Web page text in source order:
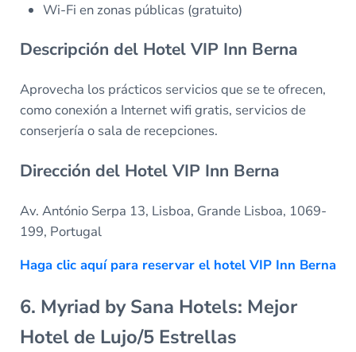
Wi-Fi en zonas públicas (gratuito)
Descripción del Hotel VIP Inn Berna
Aprovecha los prácticos servicios que se te ofrecen,
como conexión a Internet wifi gratis, servicios de
conserjería o sala de recepciones.
Dirección del Hotel VIP Inn Berna
Av. António Serpa 13, Lisboa, Grande Lisboa, 1069-
199, Portugal
Haga clic aquí para reservar el hotel VIP Inn Berna
6. Myriad by Sana Hotels: Mejor
Hotel de Lujo/5 Estrellas